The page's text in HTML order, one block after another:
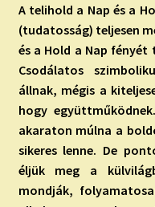
A telihold a Nap és a
(tudatosság) teljesen
és a Hold a Nap
Csodálatos
állnak, mégis a
hogy
akaraton múlna a
sikeres lenne. De
éljük meg a
mondják,